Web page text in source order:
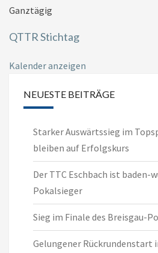
Ganztägig
QTTR Stichtag
Kalender anzeigen
NEUESTE BEITRÄGE
Starker Auswärtssieg im
bleiben auf Erfolgskurs
Der TTC Eschbach ist
Pokalsieger
Sieg im Finale des Breisgau-
Gelungener Rückrundenstart